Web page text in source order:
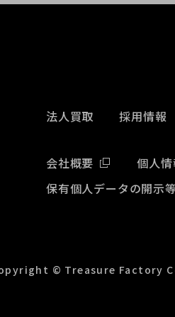
法人買取 採用情報
会社概要 個人
保有個人データの開示
© Treasure Factory